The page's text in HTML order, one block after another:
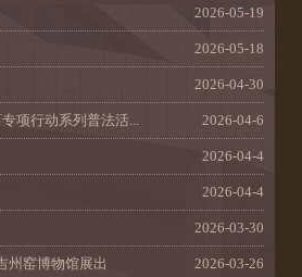
2026-05-19
2026-05-18
2026-04-30
2026-04-6
项行动系列普法活...
2026-04-4
2026-04-4
2026-03-30
2026-03-26
州窑博物馆展出